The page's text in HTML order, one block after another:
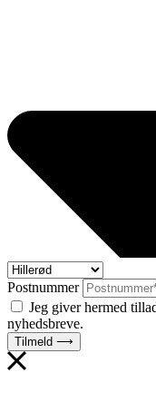
Postnummer
Jeg giver hermed
nyhedsbreve.
Tilmeld ⟶